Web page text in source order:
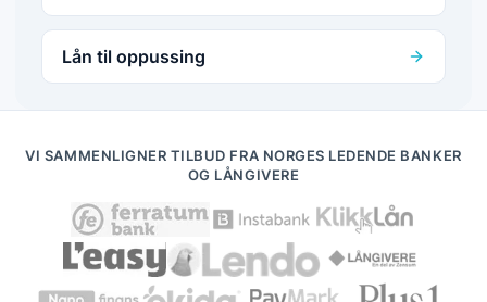
Lån til oppussing
VI SAMMENLIGNER TILBUD FRA NORGES LEDENDE BANKER
OG LÅNGIVERE